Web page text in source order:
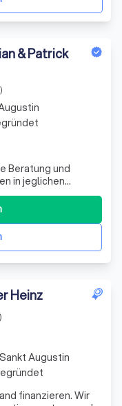
& Patrick
Beratung und
in jeglichen
Heinz
finanzieren. Wir
Augustin